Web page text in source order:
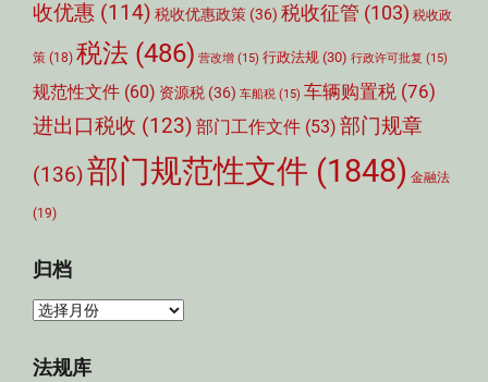
收优惠 (114) 税收优惠政策 (36) 税收征管 (103) 税收政
策 (18) 税法 (486) 营改增 (15) 行政法规 (30) 行政许可批复 (15)
规范性文件 (60) 资源税 (36) 车船税 (15) 车辆购置税 (76)
进出口税收 (123) 部门工作文件 (53) 部门规章
(136)部门规范性文件 (1848) 金融法
(19)
归档
归
法规库